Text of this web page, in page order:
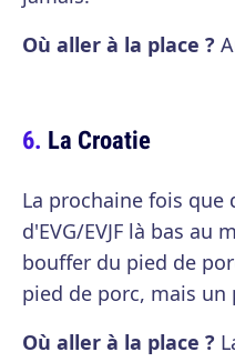
Où aller à la place ?
La Croatie
La prochaine fois que
d'EVG/EVJF là bas au
bouffer du pied de
pied de porc, mais un
Où aller à la place ?